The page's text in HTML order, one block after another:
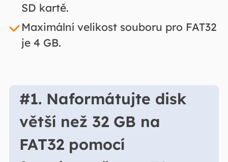
SD kartě.
Maximální velikost souboru pro FAT32
je 4 GB.
#1. Naformátujte disk
větší než 32 GB na
FAT32 pomocí